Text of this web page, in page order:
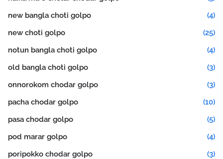
new bangla choti golpo
(4)
new choti golpo
(25)
notun bangla choti golpo
(4)
old bangla choti golpo
(3)
onnorokom chodar golpo
(3)
pacha chodar golpo
(10)
pasa chodar golpo
(5)
pod marar golpo
(4)
poripokko chodar golpo
(3)